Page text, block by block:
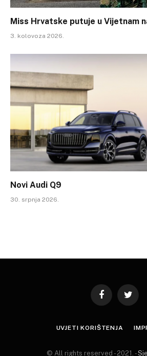
Miss Hrvatske putuje u Vijetnam
3. kolovoza 2026.
Novi Audi Q9
30. srpnja 2026.
FacebookTwitter
UVJETI KORIŠTENJA
© All rights reserved - 2021. -